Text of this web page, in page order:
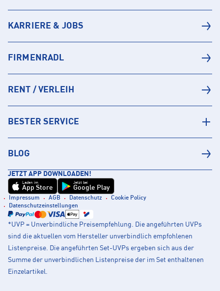
KARRIERE & JOBS
FIRMENRADL
RENT / VERLEIH
BESTER SERVICE
BLOG
JETZT APP DOWNLOADEN!
Laden im
App Store
Jetzt bei
Google Play
Impressum AGB Datenschutz
Cookie Policy
Datenschutzeinstellungen
*UVP = Unverbindliche Preisempfehlung. Die angeführten UVPs
sind die aktuellen vom Hersteller unverbindlich empfohlenen
Listenpreise. Die angeführten Set-UVPs ergeben sich aus der
Summe der unverbindlichen Listenpreise der im Set enthaltenen
Einzelartikel.